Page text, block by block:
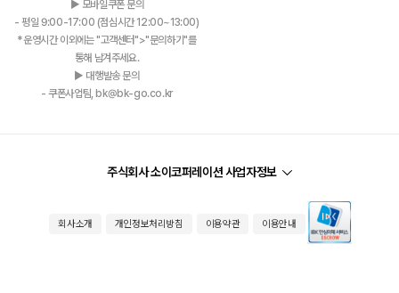
▶ 모바일쿠폰 문의
- 평일 9:00-17:00 (점심시간 12:00~13:00)
*운영시간 이외에는 "고객센터">"문의하기"를
통해 남겨주세요.
▶ 대행발송 문의
- 쿠폰사업팀, bk@bk-go.co.kr
주식회사 소이코퍼레이션 사업자정보
회사소개 개인정보처리방침 이용약관 이용안내